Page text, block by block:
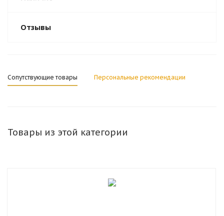
Отзывы
Сопутствующие товары Персональные рекомендации
Товары из этой категории